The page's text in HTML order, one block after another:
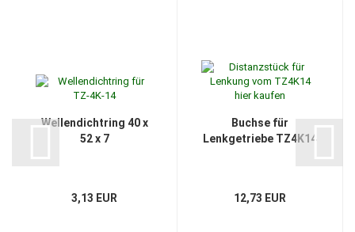
Wellendichtring 40 x
52 x 7
3,13 EUR
Buchse für
Lenkgetriebe TZ4K14
12,73 EUR